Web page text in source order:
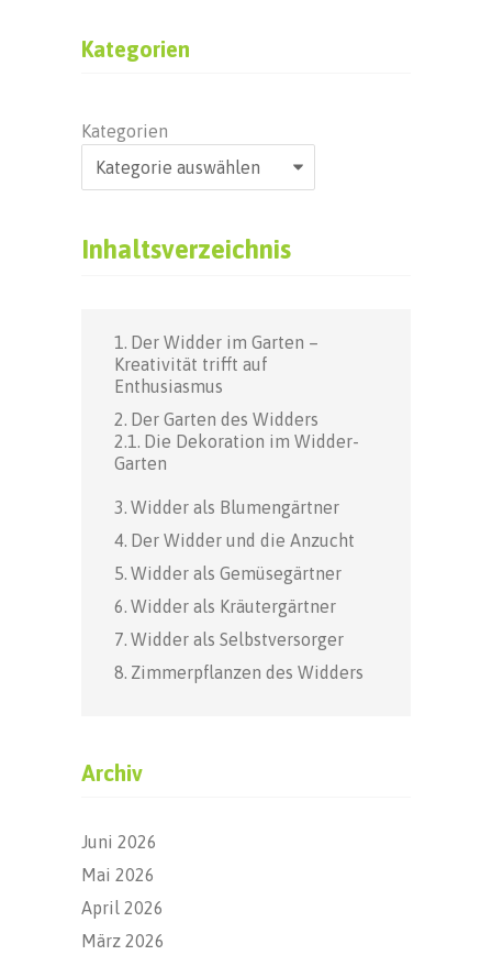
Kategorien
Kategorien
Inhaltsverzeichnis
Der Widder im Garten –
Kreativität trifft auf
Enthusiasmus
Der Garten des Widders
Die Dekoration im Widder-
Garten
Widder als Blumengärtner
Der Widder und die Anzucht
Widder als Gemüsegärtner
Widder als Kräutergärtner
Widder als Selbstversorger
Zimmerpflanzen des Widders
Archiv
Juni 2026
Mai 2026
April 2026
März 2026